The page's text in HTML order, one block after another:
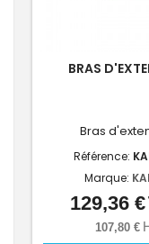
BRAS
Bras
Référence:
Marque:
Prix
129,36 €
107,80 €